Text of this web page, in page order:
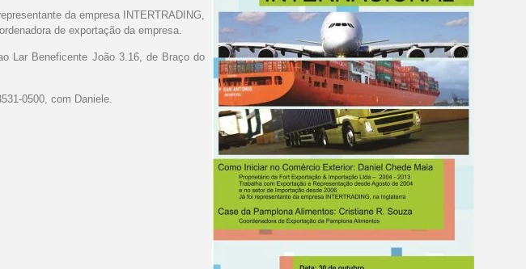
da empresa INTERTRADING,
de exportação da empresa.
Lar Beneficente João 3.16, de Braço do
0500, com Daniele.